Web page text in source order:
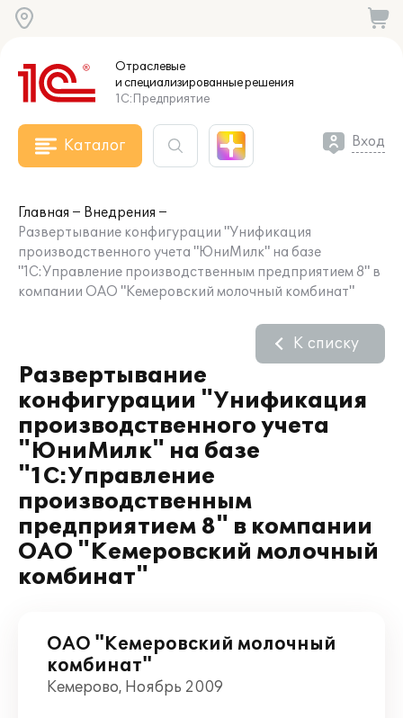
Отраслевые
и специализированныерешения
1С:Предприятие
Каталог Вход
Главная
Внедрения
Развертывание конфигурации "Унификация
производственного учета "ЮниМилк" на базе
"1С:Управление производственным предприятием 8" в
компании ОАО "Кемеровский молочный комбинат"
Развертывание
конфигурации "Унификация
производственного учета
"ЮниМилк" на базе
"1С:Управление
производственным
предприятием 8" в компании
ОАО "Кемеровский молочный
комбинат"
К списку
ОАО "Кемеровский молочный
комбинат"
Кемерово, Ноябрь 2009